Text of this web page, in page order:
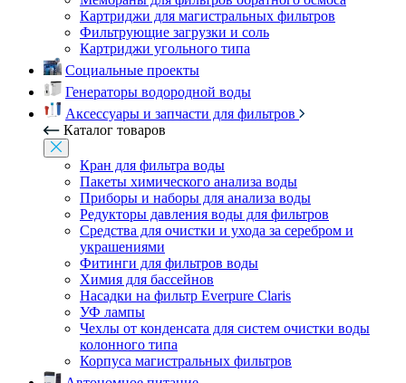
Картриджи для магистральных фильтров
Фильтрующие загрузки и соль
Картриджи угольного типа
Социальные проекты
Генераторы водородной воды
Аксессуары и запчасти для фильтров
Каталог товаров
Кран для фильтра воды
Пакеты химического анализа воды
Приборы и наборы для анализа воды
Редукторы давления воды для фильтров
Средства для очистки и ухода за серебром и
украшениями
Фитинги для фильтров воды
Химия для бассейнов
Насадки на фильтр Everpure Claris
УФ лампы
Чехлы от конденсата для систем очистки воды
колонного типа
Корпуса магистральных фильтров